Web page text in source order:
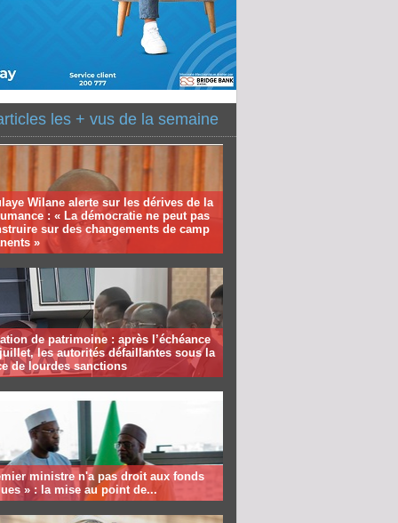
les + vus de la semaine
Wilane alerte sur les dérives de la
: « La démocratie ne peut pas
sur des changements de camp
»
de patrimoine : après l’échéance
les autorités défaillantes sous la
de lourdes sanctions
ministre n'a pas droit aux fonds
» : la mise au point de...